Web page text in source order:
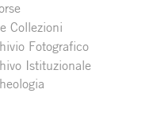
Collezioni
Fotografico
Istituzionale